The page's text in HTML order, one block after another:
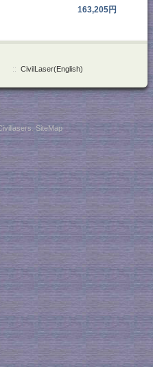
163,205円
:: CivilLaser(English)
SiteMap